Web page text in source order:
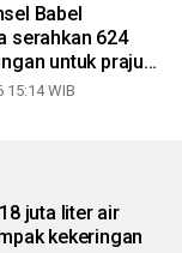
Babel
serahkan 624
untuk prajurit
KBK
15:14 WIB
juta liter air
kekeringan